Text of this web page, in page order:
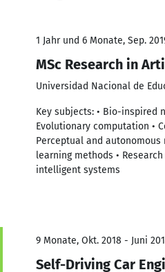
1 Jahr und 6 Monate, Sep.
MSc Research in
Universidad Nacional de
Key subjects: • Bio-inspired
Evolutionary computation •
Perceptual and autonomous
learning methods •
intelligent systems
9 Monate, Okt. 2018 - Juni
Self-Driving Car